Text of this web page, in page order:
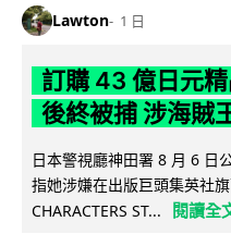
Lawton 1 日
訂購 43 億日元
後終被捕 涉海賊
日本警視廳神田署 8 月 6 日
指她涉嫌在出版巨頭集英社
CHARACTERS ST...
閱讀全